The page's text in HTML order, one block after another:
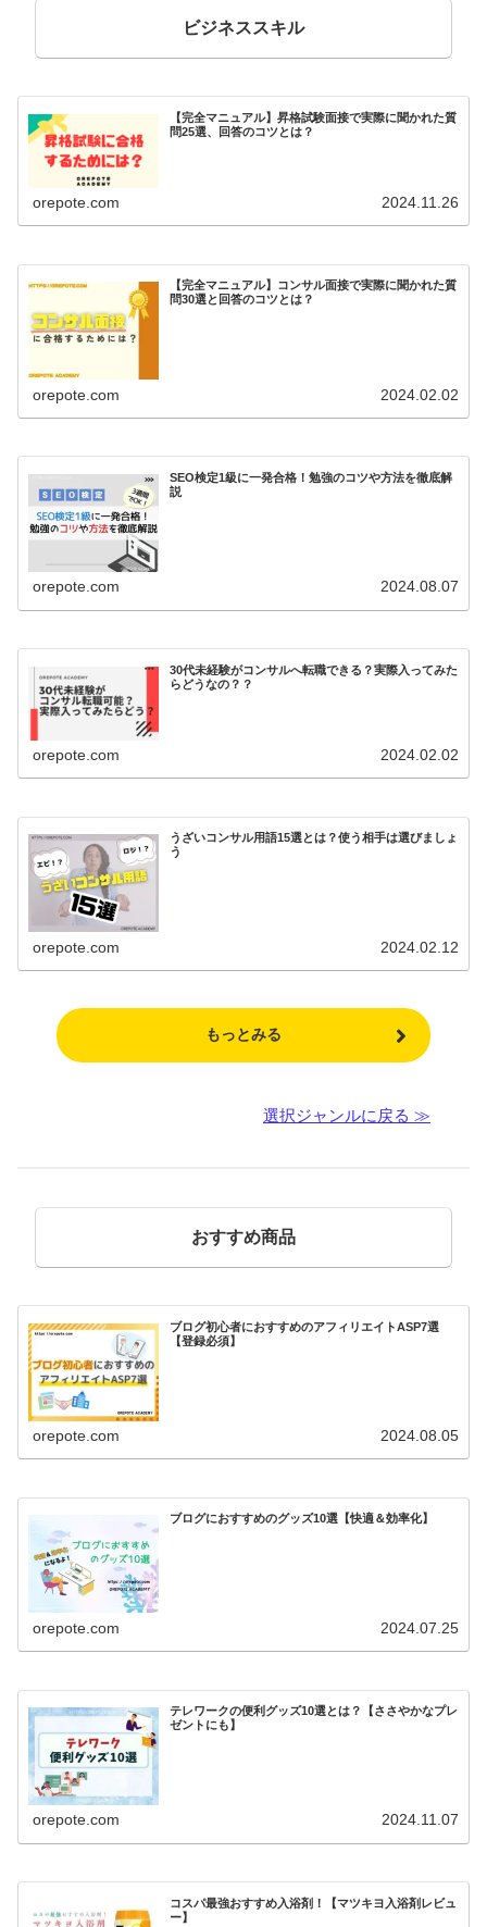
ビジネススキル
【完全マニュアル】昇格試験面接で実際に聞かれた質
問25選、回答のコツとは？
orepote.com 2024.11.26
【完全マニュアル】コンサル面接で実際に聞かれた質
問30選と回答のコツとは？
orepote.com 2024.02.02
SEO検定1級に一発合格！勉強のコツや方法を徹底解
説
orepote.com 2024.08.07
30代未経験がコンサルへ転職できる？実際入ってみた
らどうなの？？
orepote.com 2024.02.02
うざいコンサル用語15選とは？使う相手は選びましょ
う
orepote.com 2024.02.12
もっとみる
選択ジャンルに戻る ≫
おすすめ商品
ブログ初心者におすすめのアフィリエイトASP7選
【登録必須】
orepote.com 2024.08.05
ブログにおすすめのグッズ10選【快適＆効率化】
orepote.com 2024.07.25
テレワークの便利グッズ10選とは？【ささやかなプレ
ゼントにも】
orepote.com 2024.11.07
コスパ最強おすすめ入浴剤！【マツキヨ入浴剤レビュ
ー】